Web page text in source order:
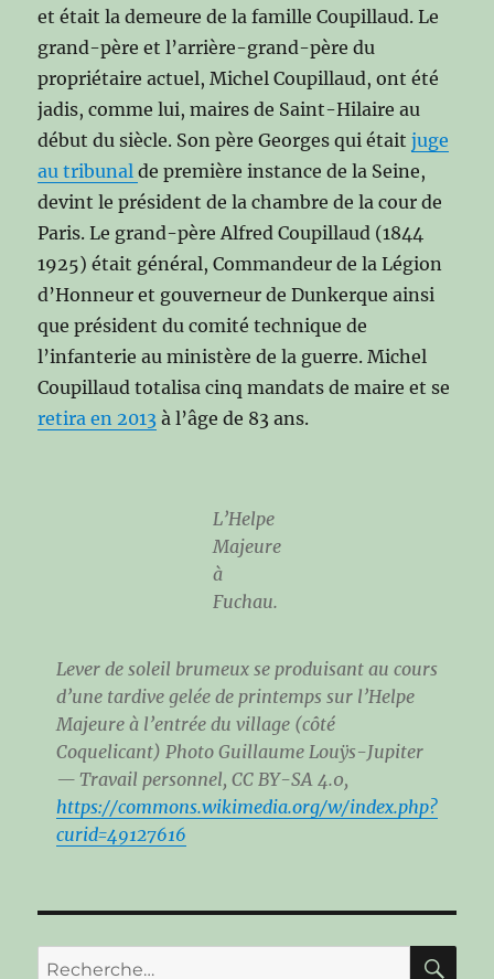
et était la demeure de la famille Coupillaud. Le
grand-père et l’arrière-grand-père du
propriétaire actuel, Michel Coupillaud, ont été
jadis, comme lui, maires de Saint-Hilaire au
début du siècle. Son père Georges qui étaitjuge
au tribunalde première instance de la Seine,
devint le président de la chambre de la cour de
Paris. Le grand-père Alfred Coupillaud (1844
1925) était général, Commandeur de la Légion
d’Honneur et gouverneur de Dunkerque ainsi
que président du comité technique de
l’infanterie au ministère de la guerre. Michel
Coupillaud totalisa cinq mandats de maire et se
retira en 2013 à l’âge de 83 ans.
L’Helpe
Majeure
à
Fuchau.
Lever de soleil brumeux se produisant au cours
d’une tardive gelée de printemps sur l’Helpe
Majeure à l’entrée du village (côté
Coquelicant) Photo Guillaume Louÿs-Jupiter
— Travail personnel, CC BY-SA 4.0,
https://commons.wikimedia.org/w/index.php?
curid=49127616
Recherche